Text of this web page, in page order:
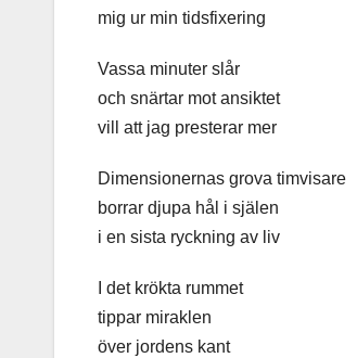
mig ur min tidsfixering
Vassa minuter slår
och snärtar mot ansiktet
vill att jag presterar mer
Dimensionernas grova timvisare
borrar djupa hål i själen
i en sista ryckning av liv
I det krökta rummet
tippar miraklen
över jordens kant